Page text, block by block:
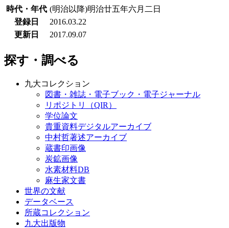
時代・年代 (明治以降)明治廿五年六月二日
登録日
2016.03.22
更新日
2017.09.07
探す・調べる
九大コレクション
図書・雑誌・電子ブック・電子ジャーナル
リポジトリ（QIR）
学位論文
貴重資料デジタルアーカイブ
中村哲著述アーカイブ
蔵書印画像
炭鉱画像
水素材料DB
麻生家文書
世界の文献
データベース
所蔵コレクション
九大出版物